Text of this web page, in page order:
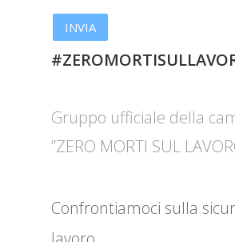
Gruppo ufficiale della
”ZERO MORTI SUL
Confrontiamoci sulla